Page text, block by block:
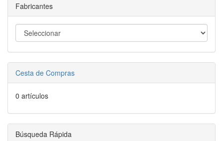
Fabricantes
Cesta de Compras
0 artículos
Búsqueda Rápida